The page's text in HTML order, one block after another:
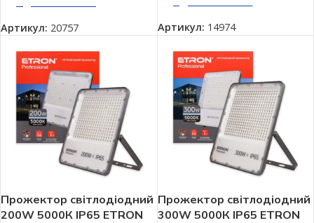
Артикул: 20757 Артикул: 14974
Прожектор світлодіодний
200W 5000К IP65 ETRON
Прожектор світлодіодний
300W 5000К IP65 ETRON